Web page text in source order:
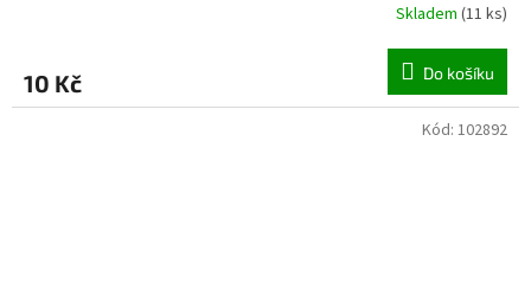
Skladem (11 ks)
10 Kč Do košíku
Kód: 102892